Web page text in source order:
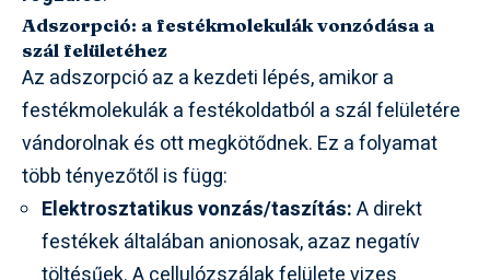
Adszorpció: a festékmolekulák vonzódása a
szál felületéhez
Az adszorpció az a kezdeti lépés, amikor a
festékmolekulák a festékoldatból a szál felületére
vándorolnak és ott megkötődnek. Ez a folyamat
több tényezőtől is függ:
Elektrosztatikus vonzás/taszítás:A direkt
festékek általában anionosak, azaz negatív